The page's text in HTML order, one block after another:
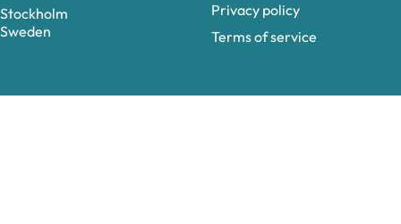
Stockholm
Sweden
Privacy policy
Terms of service